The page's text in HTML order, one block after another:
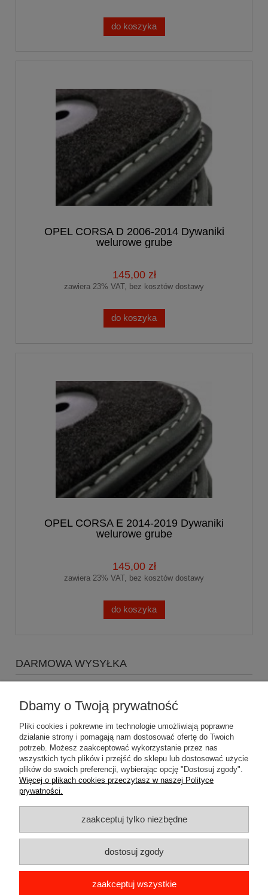
do koszyka
OPEL CORSA D 2006-2014 Dywaniki
welurowe grube
145,00 zł
zawiera 23% VAT, bez kosztów dostawy
do koszyka
OPEL CORSA E 2014-2019 Dywaniki
welurowe grube
145,00 zł
zawiera 23% VAT, bez kosztów dostawy
do koszyka
DARMOWA WYSYŁKA
wysyłki Gratis
Pomoc
Dostawa
Moje konto
Gwarancja i zwroty
Dbamy o Twoją prywatność
Pliki cookies i pokrewne im technologie umożliwiają poprawne
działanie strony i pomagają nam dostosować ofertę do Twoich
potrzeb. Możesz zaakceptować wykorzystanie przez nas
wszystkich tych plików i przejść do sklepu lub dostosować użycie
plików do swoich preferencji, wybierając opcję "Dostosuj zgody".
Więcej o plikach cookies przeczytasz w naszej Polityce
prywatności.
zaakceptuj tylko niezbędne
dostosuj zgody
zaakceptuj wszystkie